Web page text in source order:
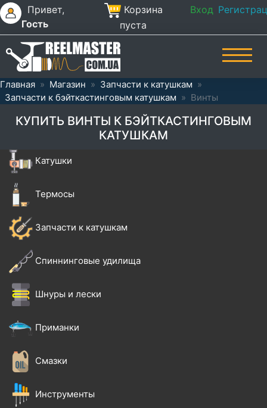
Привет,
Гость
Корзина
пуста
Вход
Главная » Магазин » Запчасти к катушкам »
Запчасти к бэйткастинговым катушкам » Винты
КУПИТЬ ВИНТЫ К БЭЙТКАСТИНГОВЫМ
КАТУШКАМ
Катушки
Термосы
Запчасти к катушкам
Спиннинговые удилища
Шнуры и лески
Приманки
Смазки
Инструменты